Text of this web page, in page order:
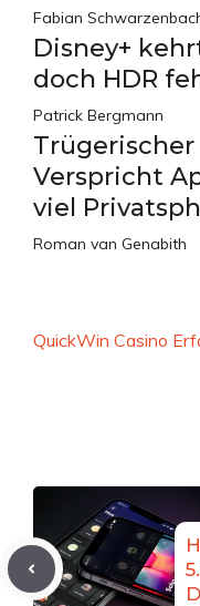
Fabian
Disney+
doch HDR
Patrick Bergmann
Verspricht
viel
Roman van Genabith
QuickWin Casino